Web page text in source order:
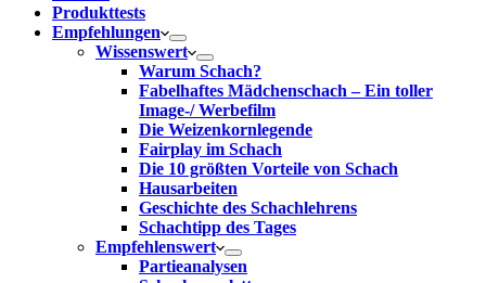
Produkttests
Empfehlungen
Wissenswert
Warum Schach?
Fabelhaftes Mädchenschach – Ein toller
Image-/ Werbefilm
Die Weizenkornlegende
Fairplay im Schach
Die 10 größten Vorteile von Schach‎
Hausarbeiten
Geschichte des Schachlehrens
Schachtipp des Tages
Empfehlenswert
Partieanalysen